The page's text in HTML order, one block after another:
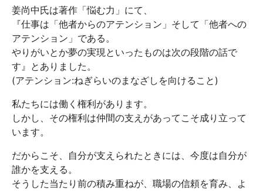
姜尚中氏は著作「悩む力」にて、
『仕事は「他者からのアテンション」そして「他者への
アテンション」である。
やりがいとか夢の実現といったものは次の段階の話で
す』とありました。
(アテンション:ねぎらいのまなざしを向けること)
私たちには働く権利があります。
しかし、その権利は仲間の支えがあってこそ成り立って
います。
だからこそ、自分が支えられたときには、今度は自分が
誰かを支える。
そうした当たり前の積み重ねが、職場の信頼を育み、よ